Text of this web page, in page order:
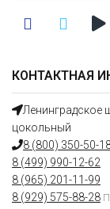
КОНТАКТНАЯ
Ленинградское
цокольный
8 (800) 350-50-
8 (499) 990-12-62
8 (965) 201-11-99
8 (929) 575-88-28